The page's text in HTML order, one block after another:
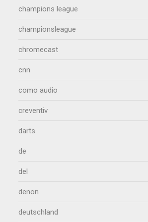
champions league
championsleague
chromecast
cnn
como audio
creventiv
darts
de
del
denon
deutschland